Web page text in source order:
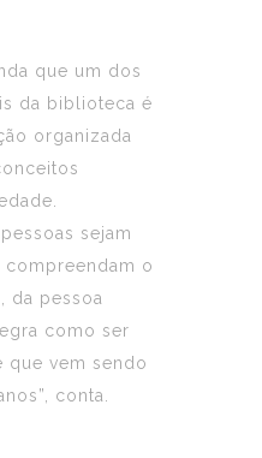
que um dos
da biblioteca é
organizada
sejam
compreendam o
da pessoa
como ser
que vem sendo
conta.